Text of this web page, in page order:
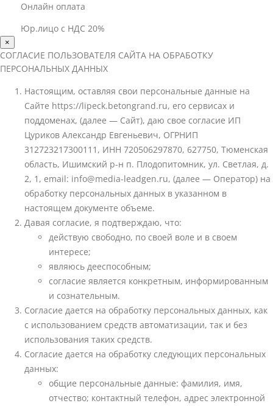
Онлайн оплата
Юр.лицо с НДС 20%
×
СОГЛАСИЕ ПОЛЬЗОВАТЕЛЯ САЙТА НА ОБРАБОТКУ
ПЕРСОНАЛЬНЫХ ДАННЫХ
Настоящим, оставляя свои персональные данные на
Сайте https://lipeck.betongrand.ru, его сервисах и
поддоменах, (далее — Сайт), даю свое согласие ИП
Цуриков Александр Евгеньевич, ОГРНИП
312723217300111, ИНН 720506297870, 627750, Тюменская
область, Ишимский р-н п. Плодопитомник, ул. Светлая, д.
2, 1, email: info@media-leadgen.ru, (далее — Оператор) на
обработку персональных данных в указанном в
настоящем документе объеме.
Давая согласие, я подтверждаю, что:
действую свободно, по своей воле и в своем
интересе;
являюсь дееспособным;
согласие является конкретным, информированным
и сознательным.
Согласие дается на обработку персональных данных, как
с использованием средств автоматизации, так и без
использования таких средств.
Согласие дается на обработку следующих персональных
данных:
общие персональные данные: фамилия, имя,
отчество; контактный телефон, адрес электронной